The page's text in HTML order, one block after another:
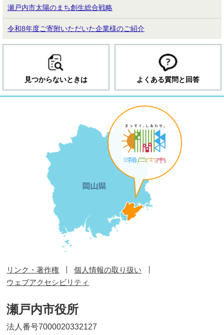
瀬戸内市太陽のまち創生総合戦略
令和8年度ご寄附いただいた企業様のご紹介
見つからないときは よくある質問と回答
リンク・著作権
個人情報の取り扱い
ウェブアクセシビリティ
瀬戸内市役所
法人番号7000020332127